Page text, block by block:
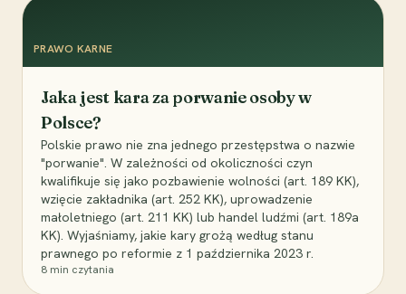
PRAWO KARNE
Jaka jest kara za porwanie osoby w
Polsce?
Polskie prawo nie zna jednego przestępstwa o nazwie
"porwanie". W zależności od okoliczności czyn
kwalifikuje się jako pozbawienie wolności (art. 189 KK),
wzięcie zakładnika (art. 252 KK), uprowadzenie
małoletniego (art. 211 KK) lub handel ludźmi (art. 189a
KK). Wyjaśniamy, jakie kary grożą według stanu
prawnego po reformie z 1 października 2023 r.
8 min czytania